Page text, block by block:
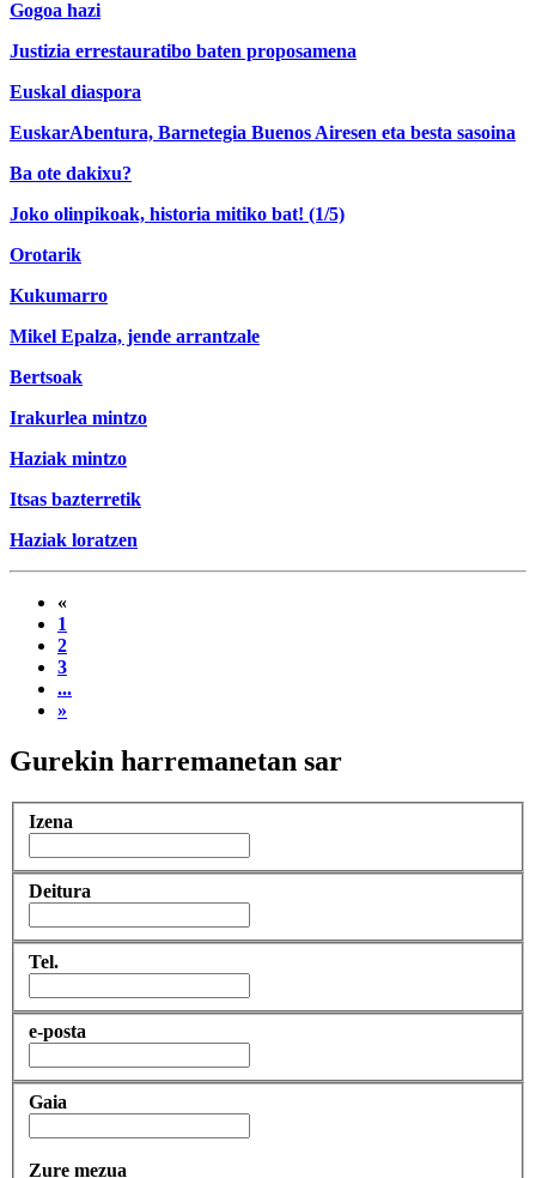
Gogoa hazi
Justizia errestauratibo baten proposamena
Euskal diaspora
EuskarAbentura, Barnetegia Buenos Airesen eta besta sasoina
Ba ote dakixu?
Joko olinpikoak, historia mitiko bat! (1/5)
Orotarik
Kukumarro
Mikel Epalza, jende arrantzale
Bertsoak
Irakurlea mintzo
Haziak mintzo
Itsas bazterretik
Haziak loratzen
«
1
2
3
...
»
Gurekin harremanetan sar
Izena
Deitura
Tel.
e-posta
Gaia
Zure mezua